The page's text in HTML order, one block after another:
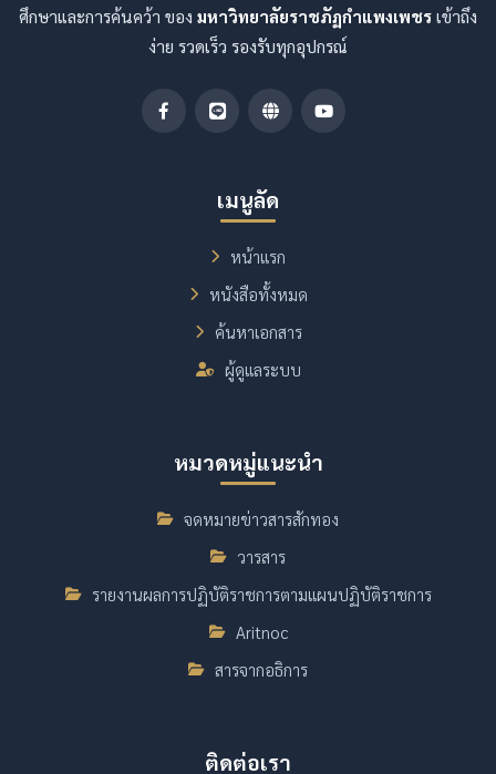
ศึกษาและการค้นคว้า ของ มหาวิทยาลัยราชภัฏกำแพงเพชร เข้าถึง
ง่าย รวดเร็ว รองรับทุกอุปกรณ์
เมนูลัด
หน้าแรก
หนังสือทั้งหมด
ค้นหาเอกสาร
ผู้ดูแลระบบ
หมวดหมู่แนะนำ
จดหมายข่าวสารสักทอง
วารสาร
รายงานผลการปฏิบัติราชการตามแผนปฏิบัติราชการ
Aritnoc
สารจากอธิการ
ติดต่อเรา